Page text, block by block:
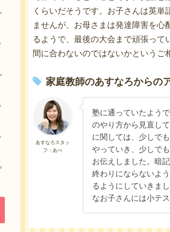
くらいだそうです。お子さんは英
ませんが、お母さまは発達障害を
るようで、最後の大会まで頑張って
間に合わないのではないかというご
家庭教師のあすなろからの
あすなろスタッ
フ：あべ
塾に通っていたよう
のやり方から見直し
に関しては、少しで
やっていき、少しで
お伝えしました。暗
終わりにならないよ
るようにしていきま
なお子さんには小テ